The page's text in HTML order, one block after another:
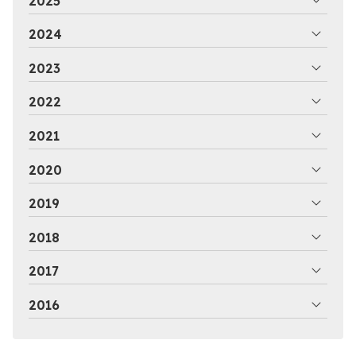
2024
2023
2022
2021
2020
2019
2018
2017
2016